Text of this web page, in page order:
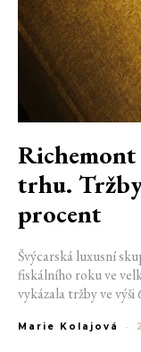
trhu.
procent
Švýcarská luxusní
fiskálního roku ve
vykázala tržby ve
luxusním zůstává i
Marie Kolajová -